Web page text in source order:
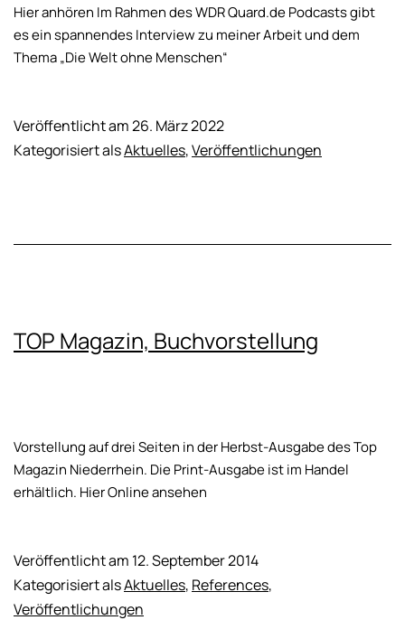
Hier anhören Im Rahmen des WDR Quard.de Podcasts gibt
es ein spannendes Interview zu meiner Arbeit und dem
Thema „Die Welt ohne Menschen“
Veröffentlicht am26. März 2022
Kategorisiert alsAktuelles,Veröffentlichungen
TOP Magazin, Buchvorstellung
Vorstellung auf drei Seiten in der Herbst-Ausgabe des Top
Magazin Niederrhein. Die Print-Ausgabe ist im Handel
erhältlich. Hier Online ansehen
Veröffentlicht am 12. September 2014
Kategorisiert alsAktuelles, References,
Veröffentlichungen